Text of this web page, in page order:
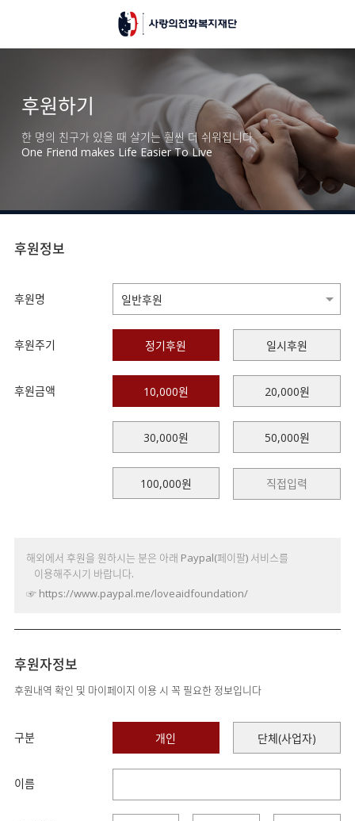
후원하기
한 명의 친구가 있을 때 살기는 훨씬 더 쉬워집니다
One Friend makes Life Easier To Live
후원정보
후원명
후원주기 정기후원 일시후원
후원금액 10,000원 20,000원
30,000원 50,000원
100,000원
해외에서 후원을 원하시는 분은 아래 Paypal(페이팔) 서비스를
이용해주시기 바랍니다.
☞ https://www.paypal.me/loveaidfoundation/
후원자정보
후원내역 확인 및 마이페이지 이용 시 꼭 필요한 정보입니다
구분 개인 단체(사업자)
이름